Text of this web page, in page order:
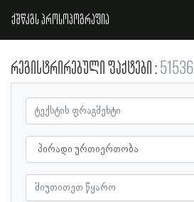
ქშწკგს პროსოპოგრაფია
რეგისტრირებული ფაქტები 51536